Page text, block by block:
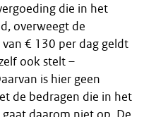
die in het
overweegt de
€ 130 per dag geldt
ook stelt –
is hier geen
de bedragen die in het